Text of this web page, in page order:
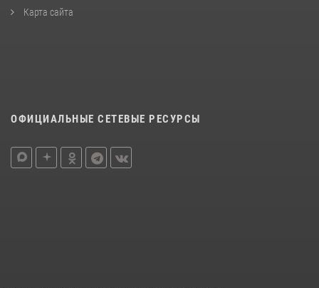
Карта сайта
ОФИЦИАЛЬНЫЕ СЕТЕВЫЕ РЕСУРСЫ